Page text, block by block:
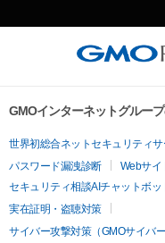
GMOインターネットグルー
世界初総合ネットセキュリティサ
パスワード漏洩診断
Webサイ
セキュリティ相談AIチャットボッ
実在証明・盗聴対策
サイバー攻撃対策（GMOサイバ